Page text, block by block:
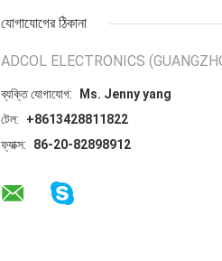
যোগাযোগের ঠিকানা
ADCOL ELECTRONICS
ব্যক্তি যোগাযোগ:
Ms. Jenny yang
টেল:
+8613428811822
ফ্যাক্স:
86-20-82898912